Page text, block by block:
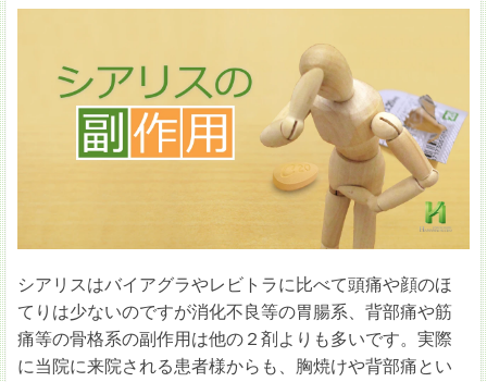
シアリスはバイアグラやレビトラに比べて頭痛や顔のほ
てりは少ないのですが消化不良等の胃腸系、背部痛や筋
痛等の骨格系の副作用は他の２剤よりも多いです。実際
に当院に来院される患者様からも、胸焼けや背部痛とい